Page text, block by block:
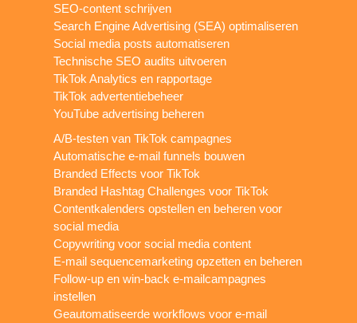
SEO-content schrijven
Search Engine Advertising (SEA) optimaliseren
Social media posts automatiseren
Technische SEO audits uitvoeren
TikTok Analytics en rapportage
TikTok advertentiebeheer
YouTube advertising beheren
A/B-testen van TikTok campagnes
Automatische e-mail funnels bouwen
Branded Effects voor TikTok
Branded Hashtag Challenges voor TikTok
Contentkalenders opstellen en beheren voor
social media
Copywriting voor social media content
E-mail sequencemarketing opzetten en beheren
Follow-up en win-back e-mailcampagnes
instellen
Geautomatiseerde workflows voor e-mail